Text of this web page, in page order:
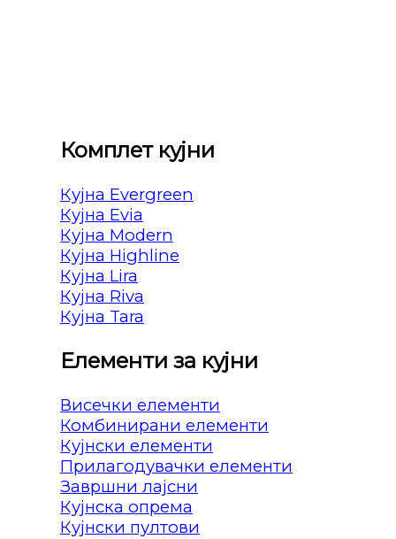
Комплет кујни
Кујна Evergreen
Кујна Evia
Кујна Modern
Кујна Highline
Кујна Lira
Кујна Riva
Кујна Tara
Елементи за кујни
Висечки елементи
Комбинирани елементи
Кујнски елементи
Прилагодувачки елементи
Завршни лајсни
Кујнска опрема
Кујнски пултови